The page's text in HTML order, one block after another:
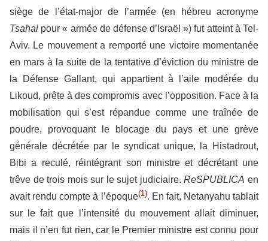
siège de l’état-major de l’armée (en hébreu acronyme
Tsahal pour « armée de défense d’Israël ») fut atteint à Tel-
Aviv. Le mouvement a remporté une victoire momentanée
en mars à la suite de la tentative d’éviction du ministre de
la Défense Gallant, qui appartient à l’aile modérée du
Likoud, prête à des compromis avec l’opposition. Face à la
mobilisation qui s’est répandue comme une traînée de
poudre, provoquant le blocage du pays et une grève
générale décrétée par le syndicat unique, la Histadrout,
Bibi a reculé, réintégrant son ministre et décrétant une
trêve de trois mois sur le sujet judiciaire.ReSPUBLICA en
avait rendu compte à l’époque(1). En fait, Netanyahu tablait
sur le fait que l’intensité du mouvement allait diminuer,
mais il n’en fut rien, car le Premier ministre est connu pour